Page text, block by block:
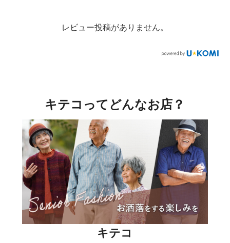
レビュー投稿がありません。
キテコってどんなお店？
キテコ